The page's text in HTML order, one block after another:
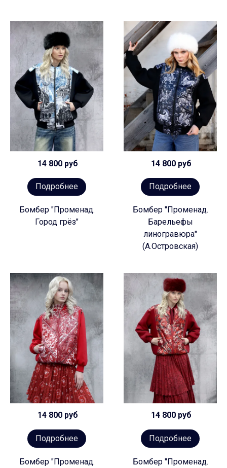
14 800 руб
Подробнее
Бомбер "Променад.
Город грёз"
14 800 руб
Подробнее
Бомбер "Променад.
Барельефы
линогравюра"
(А.Островская)
14 800 руб
Подробнее
Бомбер "Променад.
14 800 руб
Подробнее
Бомбер "Променад.